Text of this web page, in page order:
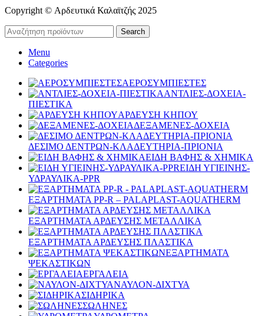
Copyright © Αρδευτικά Καλαϊτζής 2025
Search
Menu
Categories
ΑΕΡΟΣΥΜΠΙΕΣΤΕΣ
ΑΝΤΛΙΕΣ-ΔΟΧΕΙΑ-
ΠΙΕΣΤΙΚΑ
ΑΡΔΕΥΣΗ ΚΗΠΟΥ
ΔΕΞΑΜΕΝΕΣ-ΔΟΧΕΙΑ
ΔΕΣΙΜΟ ΔΕΝΤΡΩΝ-ΚΛΑΔΕΥΤΗΡΙΑ-ΠΡΙΟΝΙΑ
ΕΙΔΗ ΒΑΦΗΣ & ΧΗΜΙΚΑ
ΕΙΔΗ ΥΓΙΕΙΝΗΣ-
ΥΔΡΑΥΛΙΚΑ-PPR
ΕΞΑΡΤΗΜΑΤΑ PP-R – PALAPLAST-AQUATHERM
ΕΞΑΡΤΗΜΑΤΑ ΑΡΔΕΥΣΗΣ ΜΕΤΑΛΛΙΚΑ
ΕΞΑΡΤΗΜΑΤΑ ΑΡΔΕΥΣΗΣ ΠΛΑΣΤΙΚΑ
ΕΞΑΡΤΗΜΑΤΑ
ΨΕΚΑΣΤΙΚΩΝ
ΕΡΓΑΛΕΙΑ
ΝΑΥΛΟΝ-ΔΙΧΤΥΑ
ΣΙΔΗΡΙΚΑ
ΣΩΛΗΝΕΣ